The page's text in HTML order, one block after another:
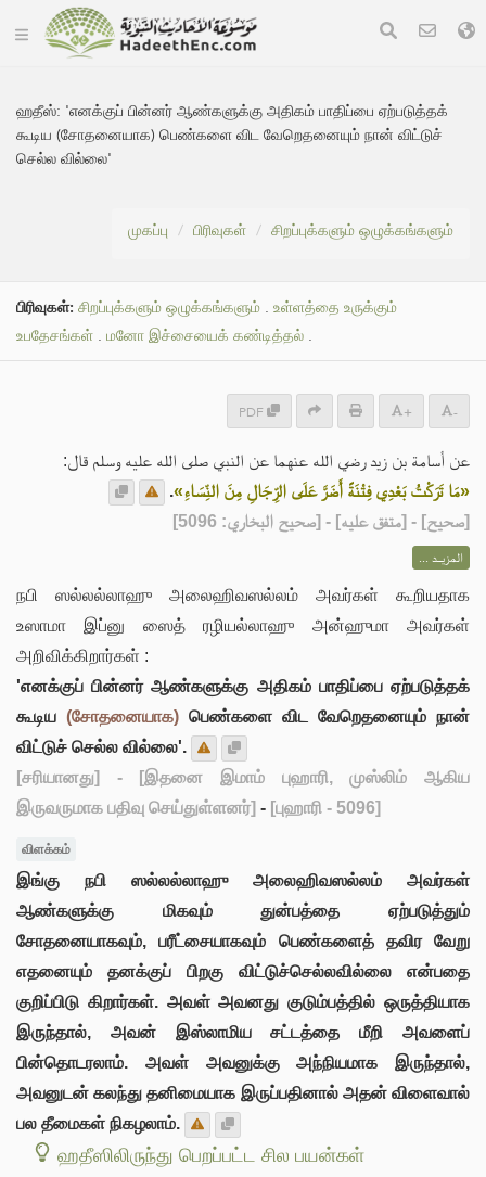
ஹதீஸ்: 'எனக்குப் பின்னர் ஆண்களுக்கு அதிகம் பாதிப்பை ஏற்படுத்தக்
கூடிய (சோதனையாக) பெண்களை விட வேறெதனையும் நான் விட்டுச்
செல்ல வில்லை'
முகப்பு பிரிவுகள் சிறப்புக்களும் ஒழுக்கங்களும்
பிரிவுகள்: சிறப்புக்களும் ஒழுக்கங்களும் . உள்ளத்தை உருக்கும்
உபதேசங்கள் . மனோ இச்சையைக் கண்டித்தல் .
PDF + -
عن أسامة بن زيد رضي الله عنهما عن النبي صلى الله عليه وسلم قال:
«مَا تَرَكْتُ بَعْدِي فِتْنَةً أَضَرَّ عَلَى الرِّجَالِ مِنَ النِّسَاءِ».
[صحيح] - [متفق عليه] - [صحيح البخاري: 5096]
المزيــد ...
நபி ஸல்லல்லாஹு அலைஹிவஸல்லம் அவர்கள் கூறியதாக
உஸாமா இப்னு ஸைத் ரழியல்லாஹு அன்ஹுமா அவர்கள்
அறிவிக்கிறார்கள் :
'எனக்குப் பின்னர் ஆண்களுக்கு அதிகம் பாதிப்பை ஏற்படுத்தக்
கூடிய (சோதனையாக) பெண்களை விட வேறெதனையும் நான்
விட்டுச் செல்ல வில்லை'.
[சரியானது]
- [இதனை இமாம் புஹாரி, முஸ்லிம் ஆகிய
இருவருமாக பதிவு செய்துள்ளனர்] - [புஹாரி - 5096]
விளக்கம்
இங்கு நபி ஸல்லல்லாஹு அலைஹிவஸல்லம் அவர்கள்
ஆண்களுக்கு மிகவும் துன்பத்தை ஏற்படுத்தும்
சோதனையாகவும், பரீட்சையாகவும் பெண்களைத் தவிர வேறு
எதனையும் தனக்குப் பிறகு விட்டுச்செல்லவில்லை என்பதை
குறிப்பிடு கிறார்கள். அவள் அவனது குடும்பத்தில் ஒருத்தியாக
இருந்தால், அவன் இஸ்லாமிய சட்டத்தை மீறி அவளைப்
பின்தொடரலாம். அவள் அவனுக்கு அந்நியமாக இருந்தால்,
அவனுடன் கலந்து தனிமையாக இருப்பதினால் அதன் விளைவால்
பல தீமைகள் நிகழலாம்.
ஹதீஸிலிருந்து பெறப்பட்ட சில பயன்கள்